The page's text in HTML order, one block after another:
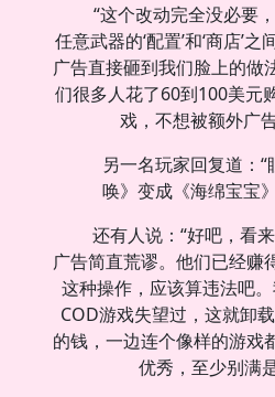
“这个改动完全没必要
任意武器的‘配置’和‘商店’
广告直接砸到我们脸上的做
们很多人花了60到100美元
戏，不想被额外广
另一名玩家回复道：
唤》变成《海绵宝宝
还有人说：“好吧，看
广告简直荒谬。他们已经赚
这种操作，应该算违法吧
COD游戏失望过，这就卸
的钱，一边连个像样的游戏
优秀，至少别满